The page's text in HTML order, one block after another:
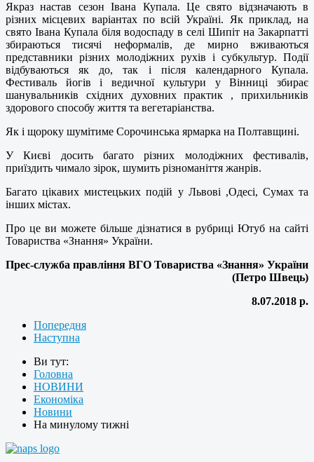
Якраз настав сезон Івана Купала. Це свято відзначають в
різних місцевих варіантах по всій Україні. Як приклад, на
свято Івана Купала біля водоспаду в селі Шипіт на Закарпатті
збираються тисячі неформалів, де мирно вживаються
представники різних молодіжних рухів і субкультур. Події
відбуваються як до, так і після календарного Купала.
Фестиваль йогів і ведичної культури у Вінниці збирає
шанувальників східних духовних практик , прихильників
здорового способу життя та вегетаріанства.
Як і щороку шумітиме Сорочинська ярмарка на Полтавщині.
У Києві досить багато різних молодіжних фестивалів,
приїздить чимало зірок, шумить різноманіття жанрів.
Багато цікавих мистецьких подій у Львові ,Одесі, Сумах та
інших містах.
Про це ви можете більше дізнатися в рубриці Ютуб на сайті
Товариства «Знання» України.
Прес-служба правління ВГО Товариства «Знання» України
(Петро Швець)
8.07.2018 р.
Попередня
Наступна
Ви тут:
Головна
НОВИНИ
Економіка
Новини
На минулому тижні